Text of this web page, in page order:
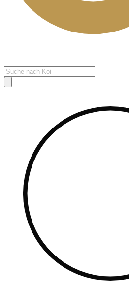
Products
search